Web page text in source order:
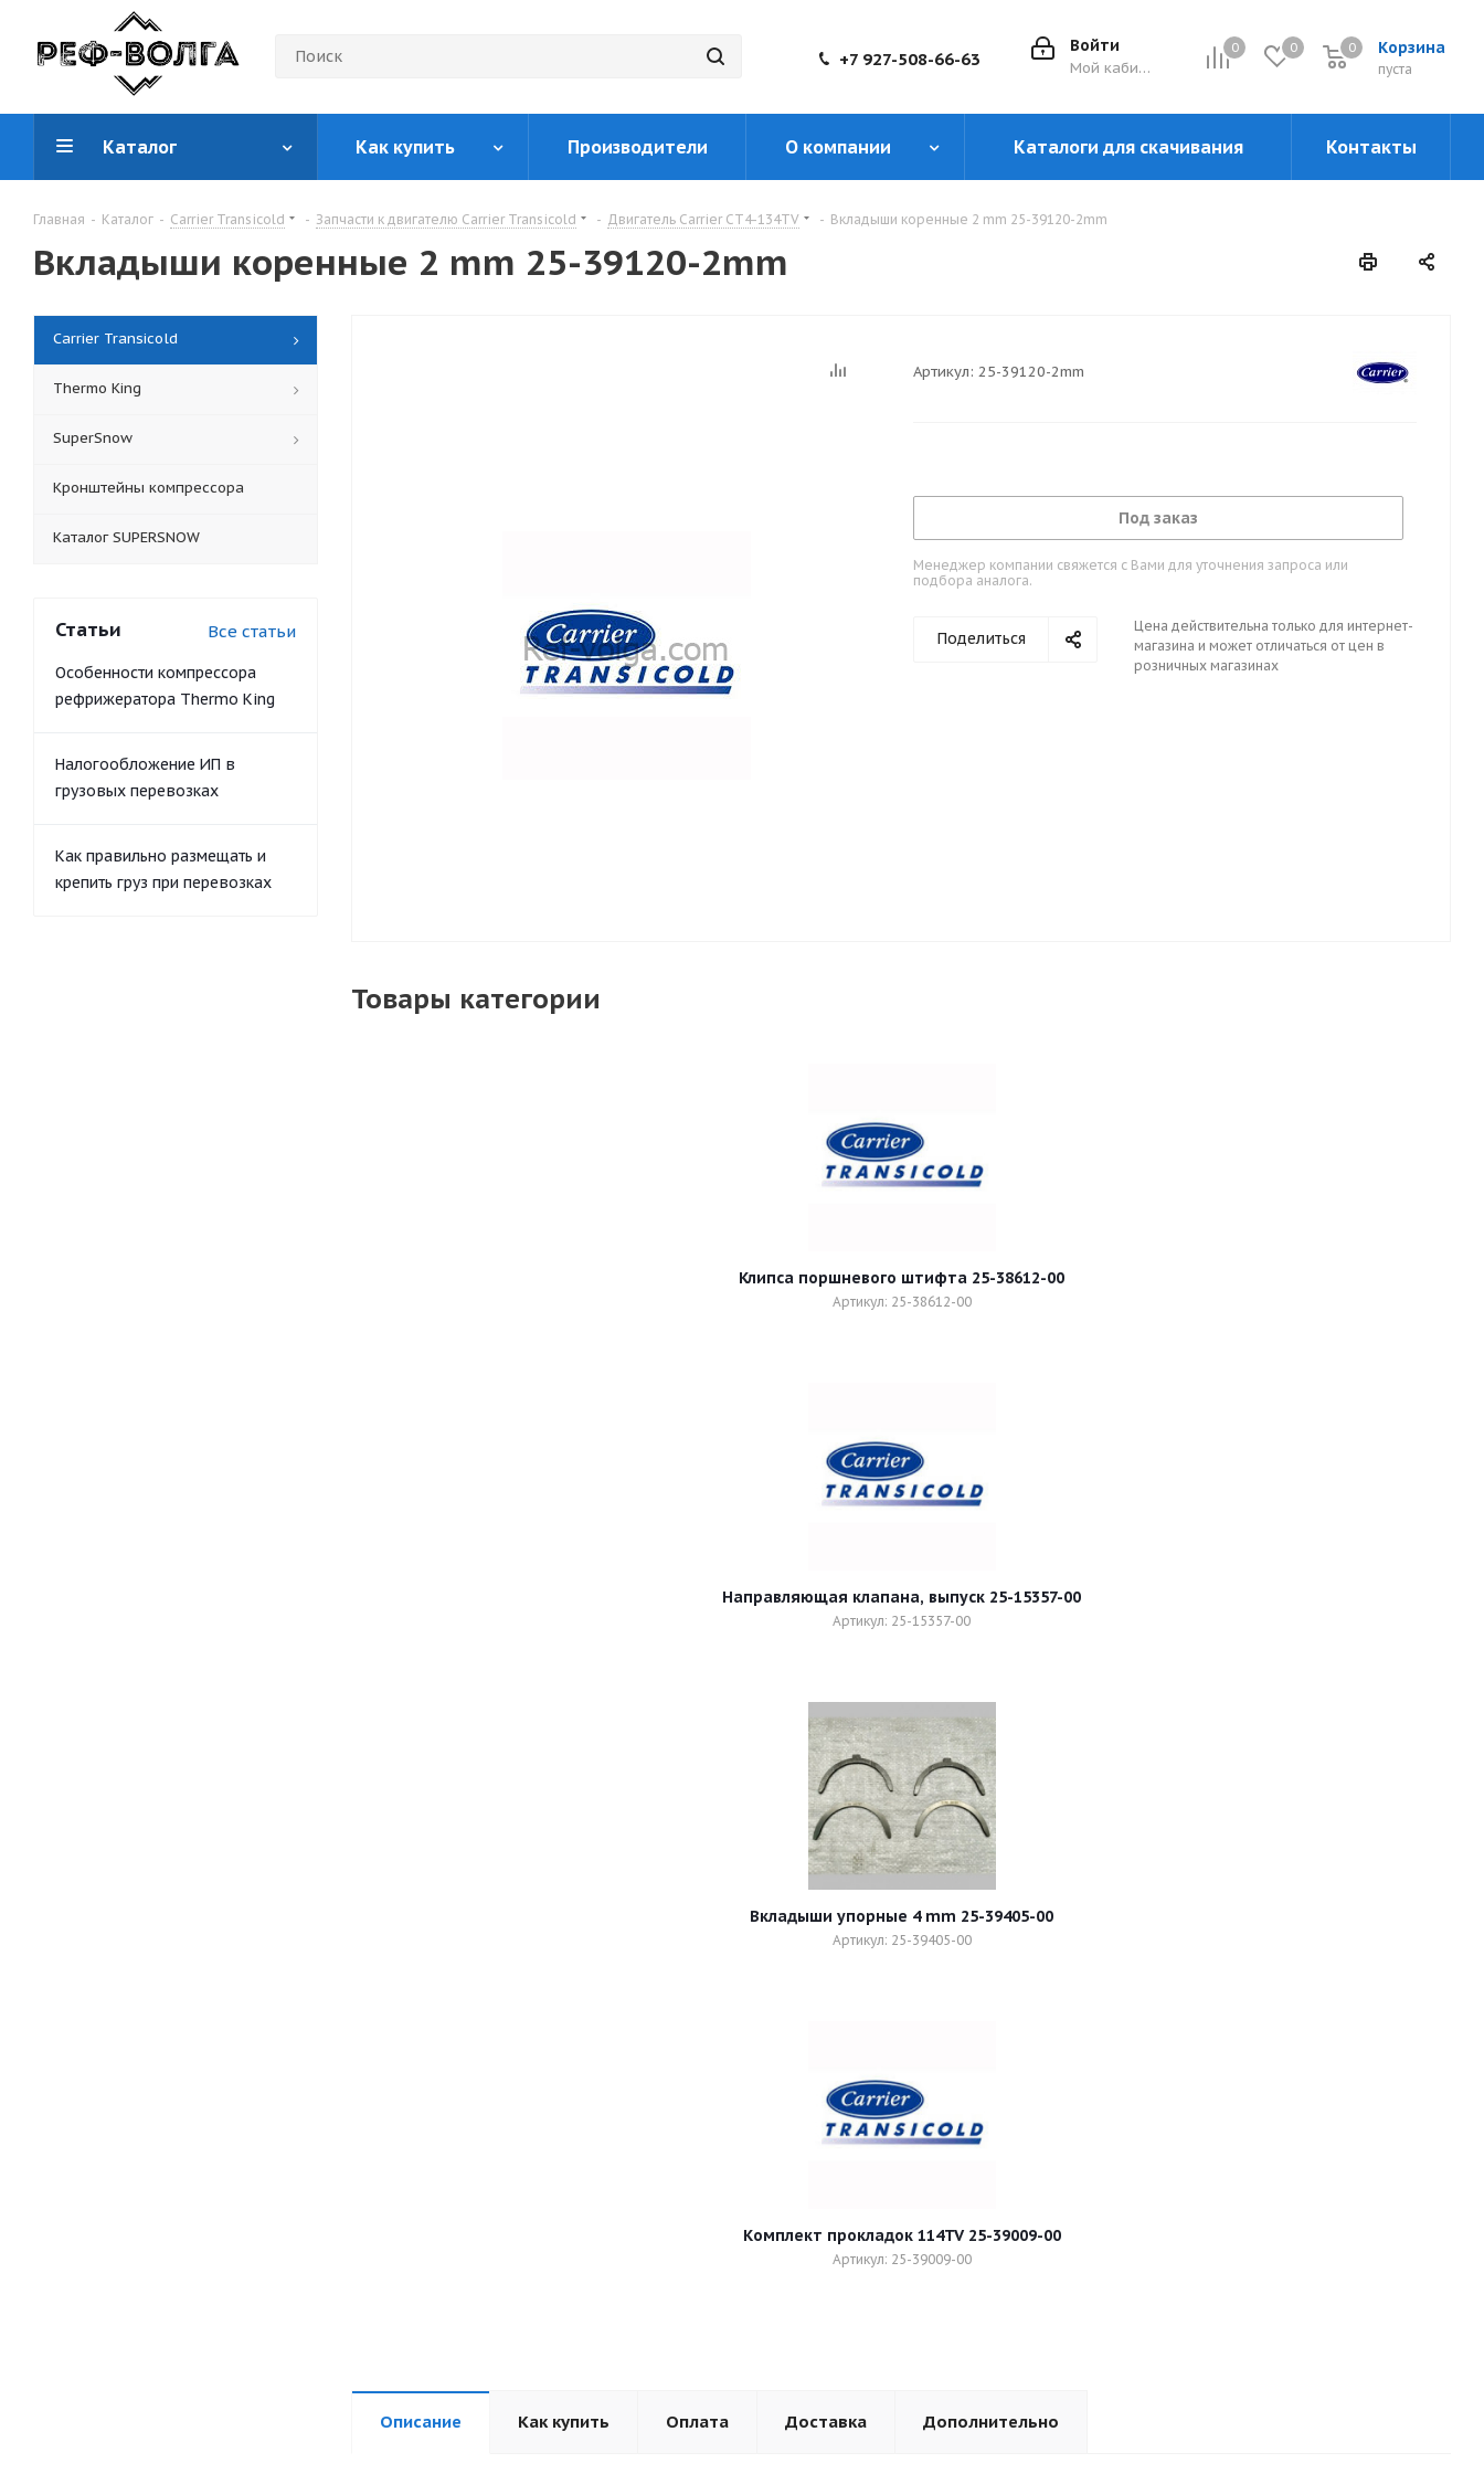
0 0 Корзина
0
пуста
0
Войти
Мой кабинет
+7 927-508-66-63
Каталог Как купить Производители О компании Каталоги для скачивания Контакты
Главная - Каталог - Carrier Transicold - Запчасти к двигателю Carrier Transicold - Двигатель Carrier CT4-134TV - Вкладыши коренные 2 mm 25-39120-2mm
Вкладыши коренные 2 mm 25-39120-2mm
Артикул: 25-39120-2mm
Под заказ
Менеджер компании свяжется с Вами для уточнения запроса или
подбора аналога.
Поделиться
Цена действительна только для интернет-
магазина и может отличаться от цен в
розничных магазинах
Товары категории
Клипса поршневого штифта 25-38612-00
Артикул: 25-38612-00
Направляющая клапана, выпуск 25-15357-00
Артикул: 25-15357-00
Вкладыши упорные 4 mm 25-39405-00
Артикул: 25-39405-00
Комплект прокладок 114TV 25-39009-00
Артикул: 25-39009-00
Описание Как купить Оплата Доставка Дополнительно
Carrier Transicold
Thermo King
SuperSnow
Кронштейны компрессора
Каталог SUPERSNOW
Статьи Все статьи
Особенности компрессора
рефрижератора Thermo King
Налогообложение ИП в
грузовых перевозках
Как правильно размещать и
крепить груз при перевозках